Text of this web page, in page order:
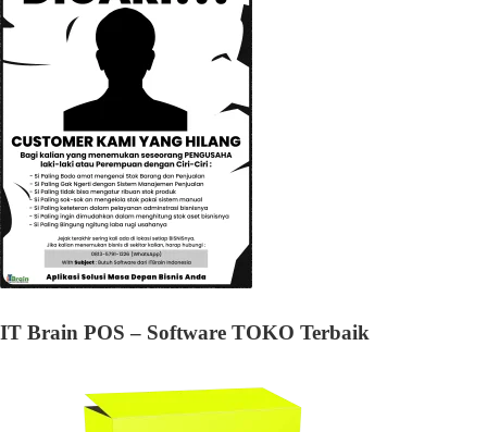
IT Brain POS – Software TOKO Terbaik